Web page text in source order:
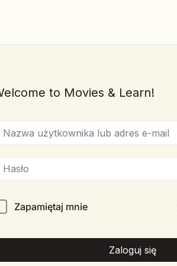
to Movies & Learn!
Zapamiętaj mnie
Zaloguj się